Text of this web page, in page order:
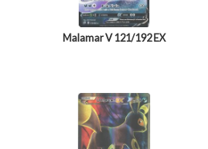
Malamar V 121/192 EX